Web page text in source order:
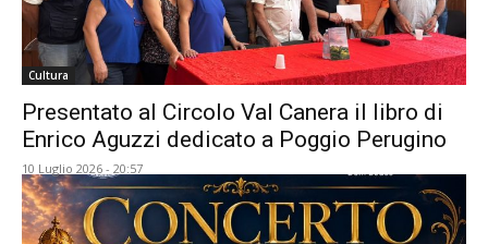
Cultura
Presentato al Circolo Val Canera il libro di
Enrico Aguzzi dedicato a Poggio Perugino
10 Luglio 2026 - 20:57